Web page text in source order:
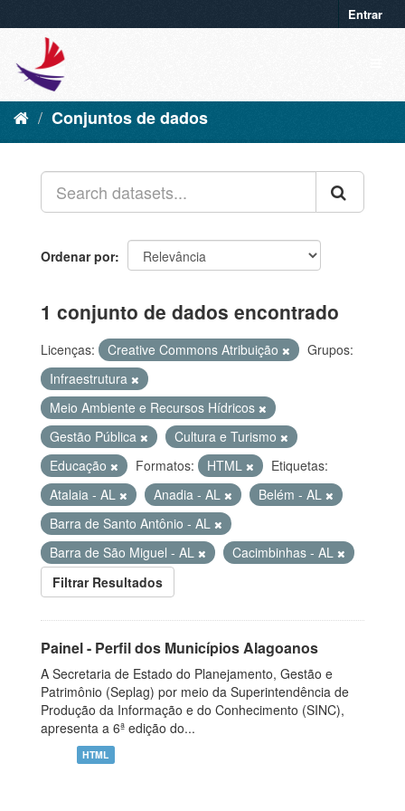
Entrar
Conjuntos de dados
Ordenar por
1 conjunto de dados encontrado
Licenças: Creative Commons Atribuição
Grupos:
Infraestrutura
Meio Ambiente e Recursos Hídricos
Gestão Pública
Cultura e Turismo
Educação
Formatos: HTML
Etiquetas:
Atalaia - AL
Anadia - AL
Belém - AL
Barra de Santo Antônio - AL
Barra de São Miguel - AL
Cacimbinhas - AL
Filtrar Resultados
Painel - Perfil dos Municípios Alagoanos
A Secretaria de Estado do Planejamento, Gestão e
Patrimônio (Seplag) por meio da Superintendência de
Produção da Informação e do Conhecimento (SINC),
apresenta a 6ª edição do...
HTML